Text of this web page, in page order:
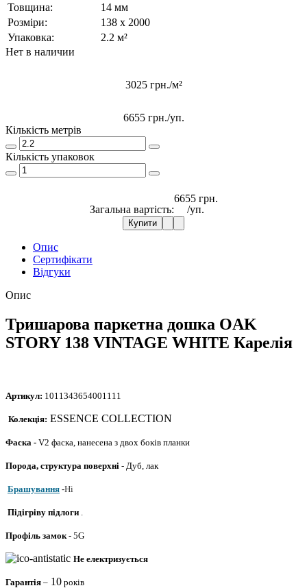
Товщина:
14 мм
Розміри:
138 x 2000
Упаковка:
2.2 м²
Нет в наличии
3025 грн./м²
6655 грн./уп.
Кількість метрів
Кількість упаковок
Загальна вартість:
6655 грн.
/уп.
Купити
Опис
Сертифікати
Відгуки
Опис
Тришарова паркетна дошка OAK
STORY 138 VINTAGE WHITE Карелія
Артикул: 1011343654001111
Колекція: ESSENCE COLLECTION
Фаска - V2 фаска, нанесена з двох боків планки
Порода, структура поверхні - Дуб, лак
Брашування -Ні
Підігріву підлоги
Профіль замок - 5G
Не електризується
Гарантія – 10 років